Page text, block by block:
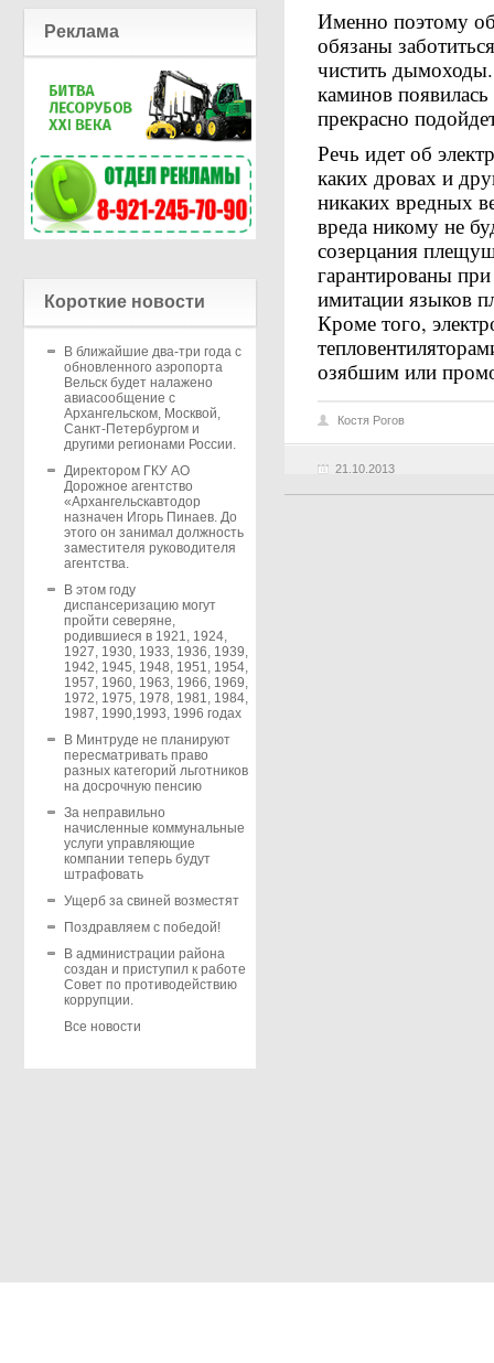
Реклама
Короткие новости
В ближайшие два-три года с
обновленного аэропорта
Вельск будет налажено
авиасообщение с
Архангельском, Москвой,
Санкт-Петербургом и
другими регионами России.
Директором ГКУ АО
Дорожное агентство
«Архангельскавтодор
назначен Игорь Пинаев. До
этого он занимал должность
заместителя руководителя
агентства.
В этом году
диспансеризацию могут
пройти северяне,
родившиеся в 1921, 1924,
1927, 1930, 1933, 1936, 1939,
1942, 1945, 1948, 1951, 1954,
1957, 1960, 1963, 1966, 1969,
1972, 1975, 1978, 1981, 1984,
1987, 1990,1993, 1996 годах
В Минтруде не планируют
пересматривать право
разных категорий льготников
на досрочную пенсию
За неправильно
начисленные коммунальные
услуги управляющие
компании теперь будут
штрафовать
Ущерб за свиней возместят
Поздравляем с победой!
В администрации района
создан и приступил к работе
Совет по противодействию
коррупции.
Все новости
Именно поэтому
обязаны
чистить
каминов появилась
прекрасно
Речь идет об
каких дровах и
никаких вредных
вреда никому не
созерцания
гарантированы
имитации языков
Кроме того,
озябшим или
21.10.2013
Костя Рогов